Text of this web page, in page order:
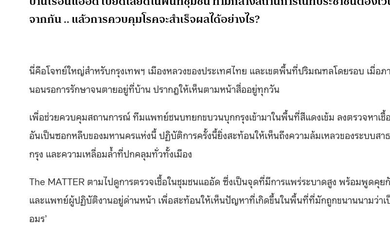
จากกัน .. แล้วการควบคุมโรคจะสำเร็จผลได้อย่างไร?
นี่คือโจทย์ใหญ่สำหรับกรุงเทพฯ เมืองหลวงของประเทศไทย และเขตพื้นที่ปริมณฑลโดยรอบ เมื่อภ
นอนรอการรักษาจนตายอยู่ที่บ้าน ปรากฎให้เห็นตามหน้าสื่ออยู่ทุกวัน
เพื่อช่วยควบคุมสถานการณ์ ทีมแพทย์ชนบทยกขบวนบุกกรุงเข้ามาในพื้นที่สีแดงเข้ม ลงตรวจหาเชื้
อันเป็นซอกหลืบของมหานครแห่งนี้ ปฏิบัติการครั้งนี้ยิ่งสะท้อนให้เห็นถึงความล้มเหลวของระบบสา
กรุง และความเหลื่อมล้ำที่ปกคลุมทั่วทั้งเมือง
The MATTER ตามไปดูการตรวจเชื้อในชุมชนแออัด ซึ่งเป็นจุดที่มีการแพร่ระบาดสูง พร้อมพูดคุ
และแพทย์ผู้ปฏิบัติงานอยู่ด่านหน้า เพื่อสะท้อนให้เห็นปัญหาที่เกิดขึ้นในพื้นที่ที่มักถูกขนานนามว่าเ
อมร’